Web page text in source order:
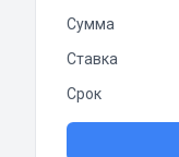
Сумма
Ставка
Срок